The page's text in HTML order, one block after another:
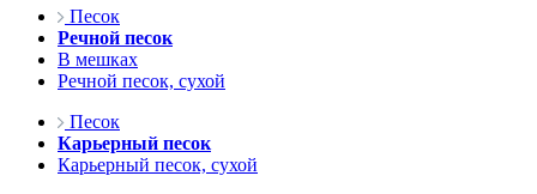
Песок
Речной песок
В мешках
Речной песок, сухой
Песок
Карьерный песок
Карьерный песок, сухой